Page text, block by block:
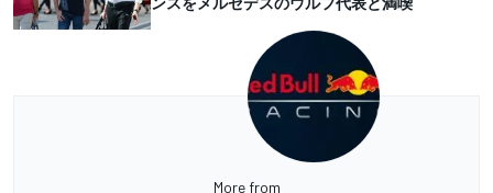
More from